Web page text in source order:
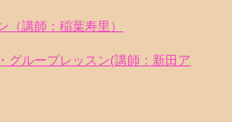
（講師：稲葉寿里）
グループレッスン(講師：新田ア